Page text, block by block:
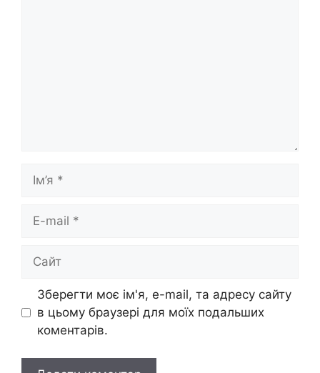
Ім’я
Сайт
Зберегти моє ім'я, e-mail, та адресу сайту
в цьому браузері для моїх подальших
коментарів.